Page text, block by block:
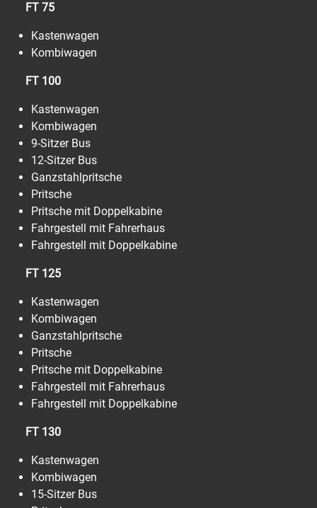
FT 75
Kastenwagen
Kombiwagen
FT 100
Kastenwagen
Kombiwagen
9-Sitzer Bus
12-Sitzer Bus
Ganzstahlpritsche
Pritsche
Pritsche mit Doppelkabine
Fahrgestell mit Fahrerhaus
Fahrgestell mit Doppelkabine
FT 125
Kastenwagen
Kombiwagen
Ganzstahlpritsche
Pritsche
Pritsche mit Doppelkabine
Fahrgestell mit Fahrerhaus
Fahrgestell mit Doppelkabine
FT 130
Kastenwagen
Kombiwagen
15-Sitzer Bus